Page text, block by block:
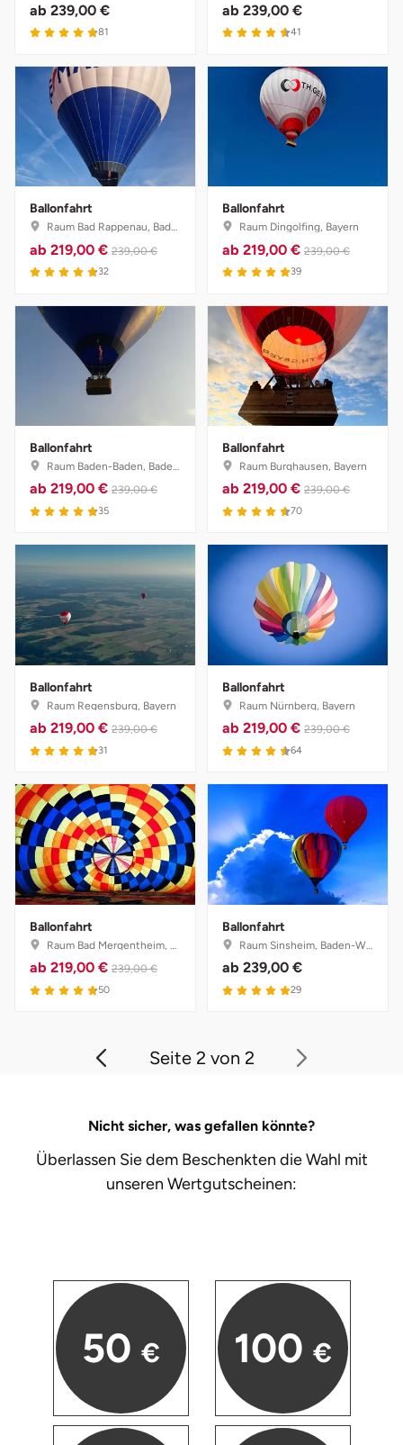
ab 239,00 €
81
ab 239,00 €
41
Ballonfahrt
Raum Bad Rappenau, Baden-Württemberg
ab 219,00 € 239,00 €
32
Ballonfahrt
Raum Dingolfing, Bayern
ab 219,00 € 239,00 €
39
Ballonfahrt
Raum Baden-Baden, Baden-Württemberg
ab 219,00 € 239,00 €
35
Ballonfahrt
Raum Burghausen, Bayern
ab 219,00 € 239,00 €
70
Ballonfahrt
Raum Regensburg, Bayern
ab 219,00 € 239,00 €
31
Ballonfahrt
Raum Nürnberg, Bayern
ab 219,00 € 239,00 €
64
Ballonfahrt
Raum Bad Mergentheim, Baden-Württemberg
ab 219,00 € 239,00 €
50
Ballonfahrt
Raum Sinsheim, Baden-Württemberg
ab 239,00 €
29
Seite 2 von 2
Nicht sicher, was gefallen könnte?
Überlassen Sie dem Beschenkten die Wahl mit
unseren Wertgutscheinen:
50 € 100 €